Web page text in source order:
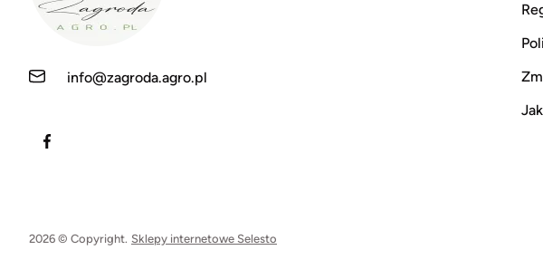
info@zagroda.agro.pl
2026 © Copyright. Sklepy internetowe Selesto